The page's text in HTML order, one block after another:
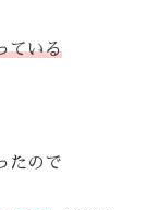
ている
たので